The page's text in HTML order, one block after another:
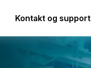
Kontakt og support